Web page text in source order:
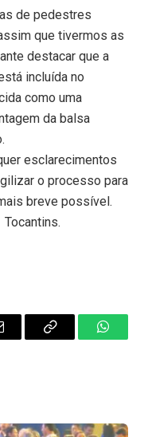
de pedestres
que tivermos as
destacar que a
incluída no
como uma
da balsa
esclarecimentos
o processo para
breve possível.
Copy